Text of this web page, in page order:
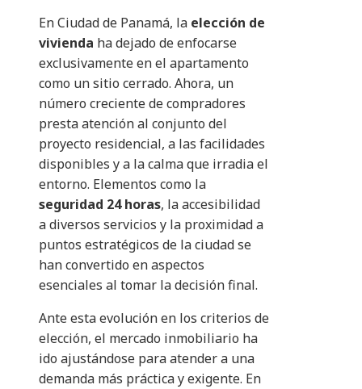
En Ciudad de Panamá, la elección de
vivienda ha dejado de enfocarse
exclusivamente en el apartamento
como un sitio cerrado. Ahora, un
número creciente de compradores
presta atención al conjunto del
proyecto residencial, a las facilidades
disponibles y a la calma que irradia el
entorno. Elementos como la
seguridad 24 horas, la accesibilidad
a diversos servicios y la proximidad a
puntos estratégicos de la ciudad se
han convertido en aspectos
esenciales al tomar la decisión final.
Ante esta evolución en los criterios de
elección, el mercado inmobiliario ha
ido ajustándose para atender a una
demanda más práctica y exigente. En